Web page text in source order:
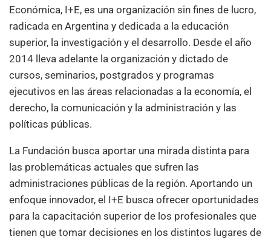
Económica, I+E, es una organización sin fines de lucro,
radicada en Argentina y dedicada a la educación
superior, la investigación y el desarrollo. Desde el año
2014 lleva adelante la organización y dictado de
cursos, seminarios, postgrados y programas
ejecutivos en las áreas relacionadas a la economía, el
derecho, la comunicación y la administración y las
políticas públicas.
La Fundación busca aportar una mirada distinta para
las problemáticas actuales que sufren las
administraciones públicas de la región. Aportando un
enfoque innovador, el I+E busca ofrecer oportunidades
para la capacitación superior de los profesionales que
tienen que tomar decisiones en los distintos lugares de